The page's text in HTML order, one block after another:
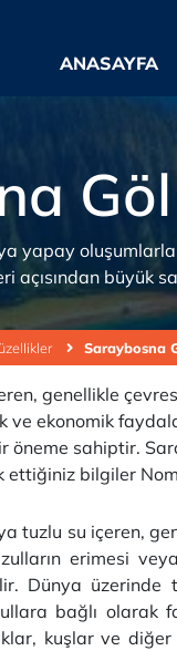
ANASAYFA
Saraybosna
Göl
yapay
açısından büyük
genellikle
ve ekonomik
öneme sahiptir.
ettiğiniz bilgiler
tuzlu su içeren,
erimesi
Dünya
bağlı
kuşlar ve